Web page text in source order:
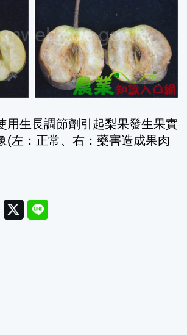
用生長調節劑引起梨果發生果實
(左：正常、右：藥害造成果肉
TwitterLine